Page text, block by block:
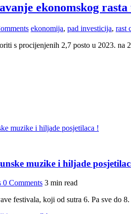
ekonomskog rasta
ekonomija, pad investicija, rast
s procijenjenih 2,7 posto u 2023. na
muzike i hiljade
0 Comments 3 min read
festivala, koji od sutra 6. Pa sve do